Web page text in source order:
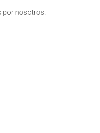
por nosotros: